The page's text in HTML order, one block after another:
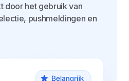
door het gebruik van
pushmeldingen en